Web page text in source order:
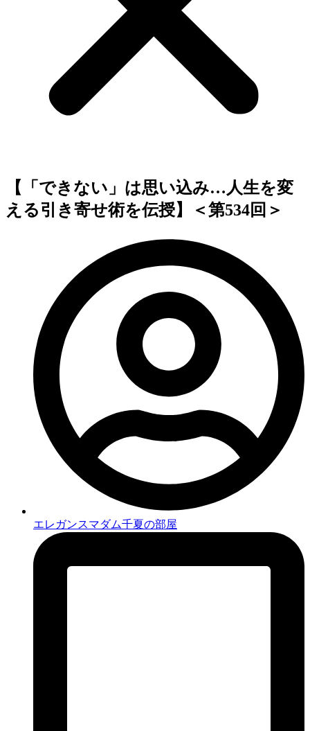
【「できない」は思い込み…人生を変
える引き寄せ術を伝授】＜第534回＞
エレガンスマダム千夏の部屋